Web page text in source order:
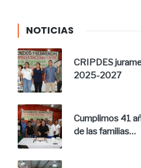
NOTICIAS
CRIPDES
2025-2027
Cumplimos 41
de las familias…